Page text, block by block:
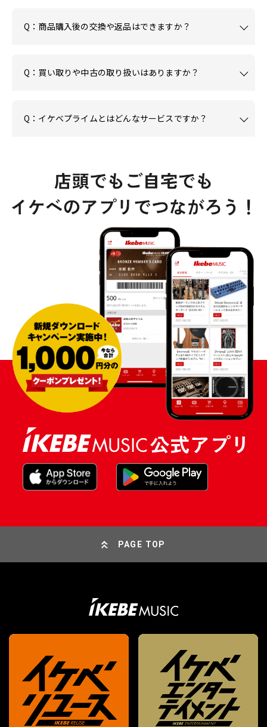
Q：商品購入後の交換や返品はできますか？
Q：買い取りや中古の取り扱いはありますか？
Q：イケベプライムとはどんなサービスですか？
PAGE TOP